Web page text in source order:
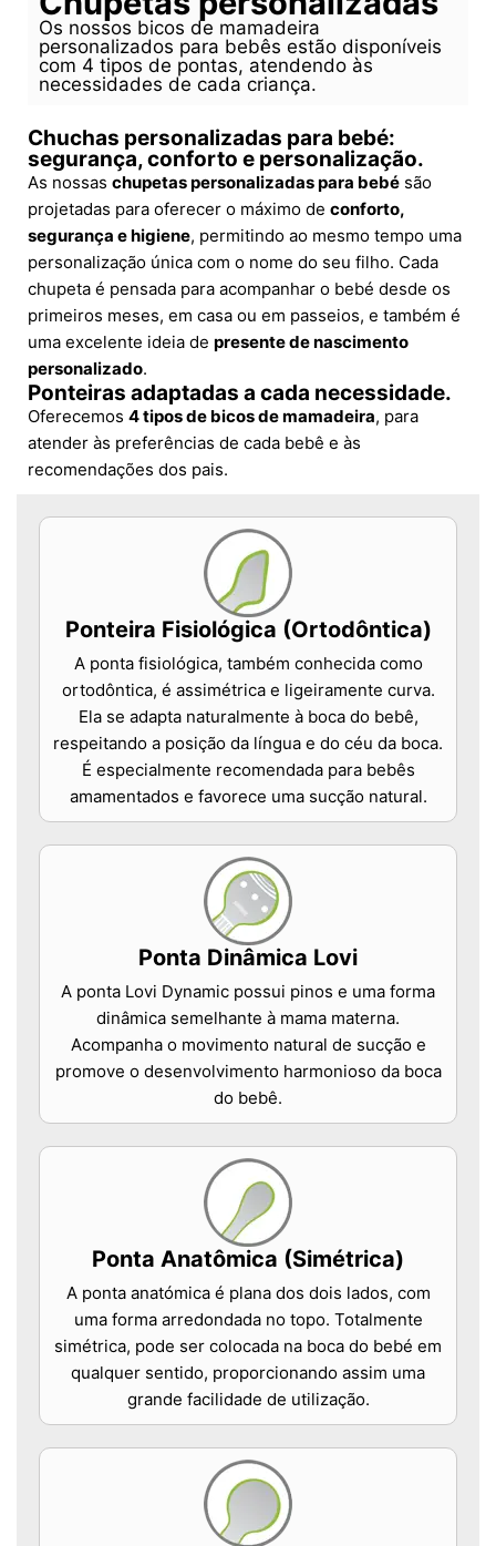
Os nossos bicos de mamadeira
personalizados para bebês estão disponíveis
com 4 tipos de pontas, atendendo às
necessidades de cada criança.
Chuchas personalizadas para bebé:
segurança, conforto e personalização.
As nossas chupetas personalizadas para bebé são
projetadas para oferecer o máximo de conforto,
segurança e higiene, permitindo ao mesmo tempo uma
personalização única com o nome do seu filho. Cada
chupeta é pensada para acompanhar o bebé desde os
primeiros meses, em casa ou em passeios, e também é
uma excelente ideia de presente de nascimento
personalizado.
Ponteiras adaptadas a cada necessidade.
Oferecemos 4 tipos de bicos de mamadeira, para
atender às preferências de cada bebê e às
recomendações dos pais.
Ponteira Fisiológica (Ortodôntica)
A ponta fisiológica, também conhecida como
ortodôntica, é assimétrica e ligeiramente curva.
Ela se adapta naturalmente à boca do bebê,
respeitando a posição da língua e do céu da boca.
É especialmente recomendada para bebês
amamentados e favorece uma sucção natural.
Ponta Dinâmica Lovi
A ponta Lovi Dynamic possui pinos e uma forma
dinâmica semelhante à mama materna.
Acompanha o movimento natural de sucção e
promove o desenvolvimento harmonioso da boca
do bebê.
Ponta Anatômica (Simétrica)
A ponta anatómica é plana dos dois lados, com
uma forma arredondada no topo. Totalmente
simétrica, pode ser colocada na boca do bebé em
qualquer sentido, proporcionando assim uma
grande facilidade de utilização.